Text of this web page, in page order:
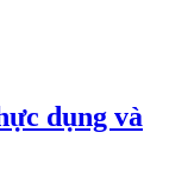
dụng và